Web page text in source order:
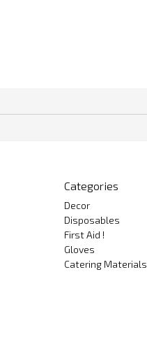
Categories
Decor
Disposables
First Aid !
Gloves
Catering Materials